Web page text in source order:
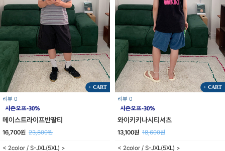
+ CART
리뷰 0
메이스트라이프반팔티
16,700원 23,800원
< 2color / S-JXL(5XL) >
+ CART
리뷰 0
와이키키나시티셔츠
13,100원 18,600원
< 2color / S-JXL(5XL) >